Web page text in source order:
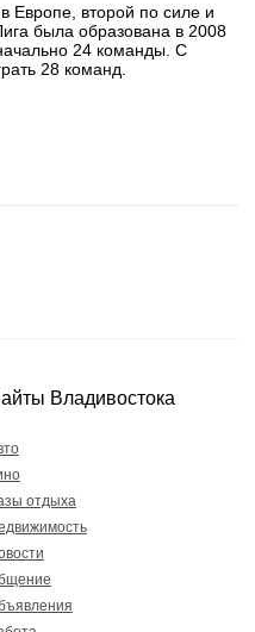
Европе, второй по силе и
была образована в 2008
24 команды. С
28 команд.
Владивостока
отдыха